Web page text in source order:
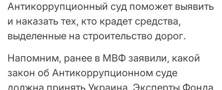
Антикоррупционный суд поможет выявить
и наказать тех, кто крадет средства,
выделенные на строительство дорог.
Напомним, ранее в МВФ заявили, какой
закон об Антикоррупционном суде
должна принять Украина. Эксперты Фонда